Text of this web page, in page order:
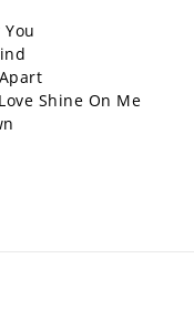
Shine On Me